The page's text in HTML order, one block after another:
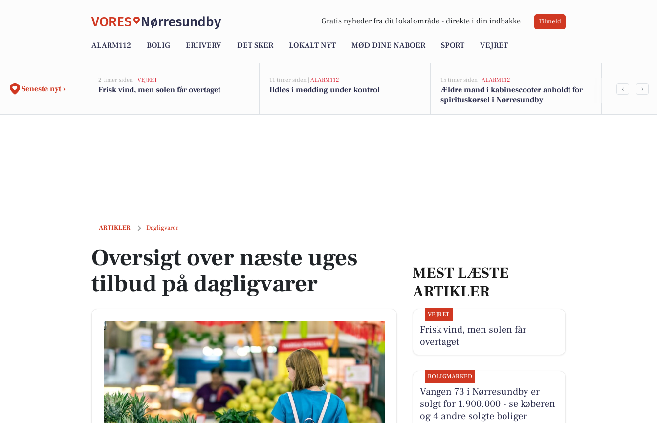
VORES Nørresundby Gratis nyheder fra dit lokalområde - direkte i din indbakke Tilmeld
ALARM112 BOLIG ERHVERV DET SKER LOKALT NYT MØD DINE NABOER SPORT VEJRET
Seneste nyt ›
2 timer siden | VEJRET
Frisk vind, men solen får overtaget
11 timer siden | ALARM112
Ildløs i mødding under kontrol
15 timer siden | ALARM112
Ældre mand i kabinescooter anholdt for
spirituskørsel i Nørresundby
Top 6 over
‹ ›
ARTIKLER Dagligvarer
Oversigt over næste uges tilbud på dagligvarer
Oversigt over næste uges
tilbud på dagligvarer
MEST LÆSTE
ARTIKLER
VEJRET
Frisk vind, men solen får
overtaget
BOLIGMARKED
Vangen 73 i Nørresundby er
solgt for 1.900.000 - se køberen
og 4 andre solgte boliger